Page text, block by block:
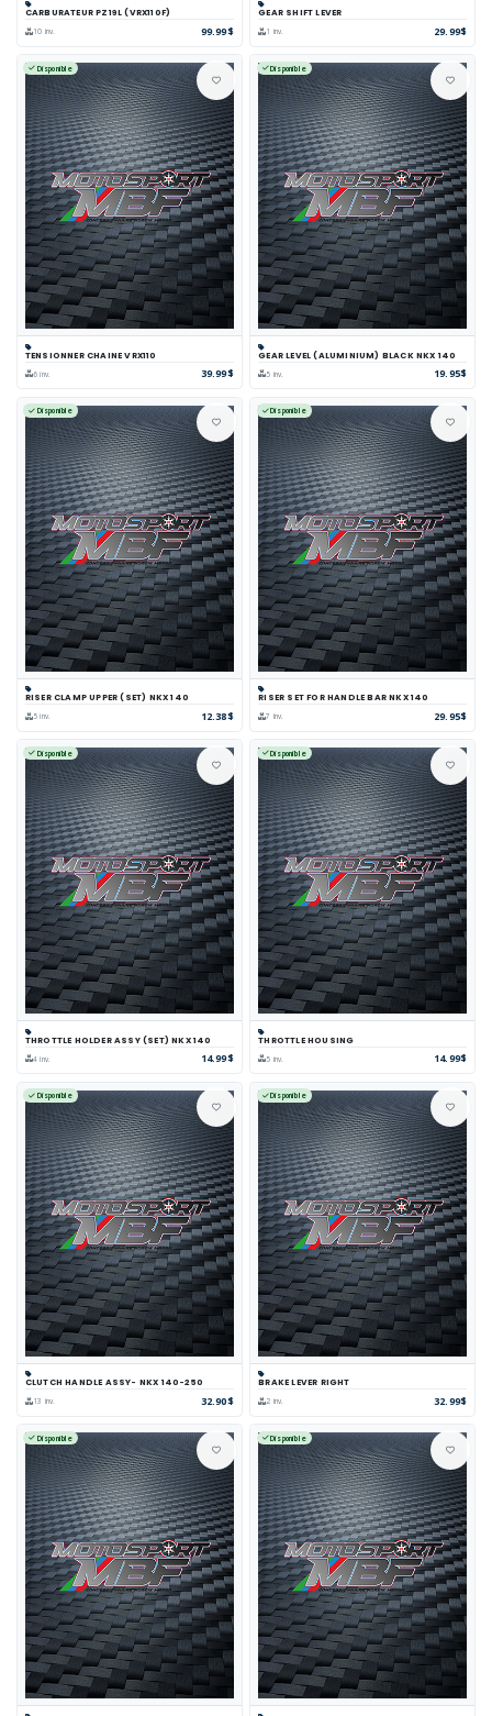
CARBURATEUR PZ19L (VRX110F)
10 inv. 99.99$
GEAR SHIFT LEVER
1 inv. 29.99$
Disponible
TENSIONNER CHAINE VRX110
6 inv. 39.99$
Disponible
GEAR LEVEL (ALUMINIUM) BLACK NKX 140
5 inv. 19.95$
Disponible
RISER CLAMP UPPER (SET) NKX 140
5 inv. 12.38$
Disponible
RISER SET FOR HANDLE BAR NKX 140
7 inv. 29.95$
Disponible
THROTTLE HOLDER ASSY (SET) NKX 140
4 inv. 14.99$
Disponible
THROTTLE HOUSING
5 inv. 14.99$
Disponible
CLUTCH HANDLE ASSY- NKX 140-250
13 inv. 32.90$
Disponible
BRAKE LEVER RIGHT
2 inv. 32.99$
Disponible Disponible